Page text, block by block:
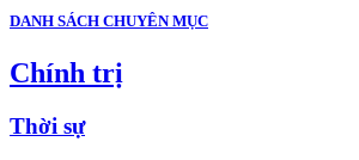
DANH SÁCH CHUYÊN MỤC
Chính trị
Thời sự